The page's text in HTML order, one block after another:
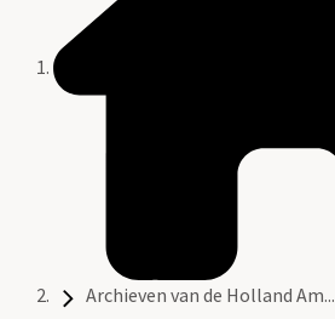
Archieven van de Holland Am...